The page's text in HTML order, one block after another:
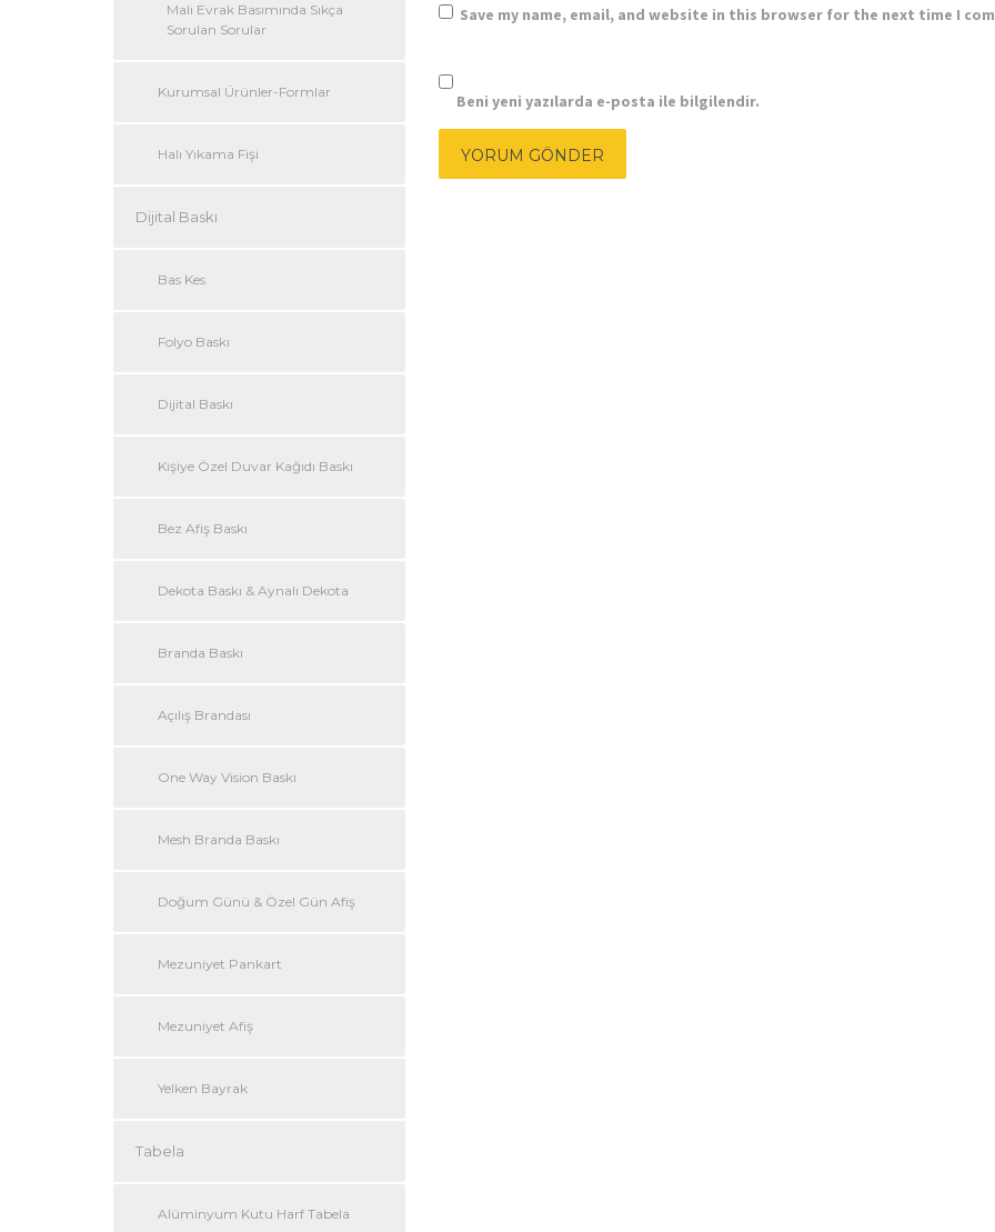
Save my name, email, and website in this browser for the next time I
Beni yeni yazılarda e-posta ile bilgilendir.
Mali Evrak Basımında Sıkça
Sorulan Sorular
Kurumsal Ürünler-Formlar
Halı Yıkama Fişi
Dijital Baskı
Bas Kes
Folyo Baskı
Dijital Baskı
Kişiye Özel Duvar Kağıdı Baskı
Bez Afiş Baskı
Dekota Baskı & Aynalı Dekota
Branda Baskı
Açılış Brandası
One Way Vision Baskı
Mesh Branda Baskı
Doğum Günü & Özel Gün Afiş
Mezuniyet Pankart
Mezuniyet Afiş
Yelken Bayrak
Tabela
Alüminyum Kutu Harf Tabela